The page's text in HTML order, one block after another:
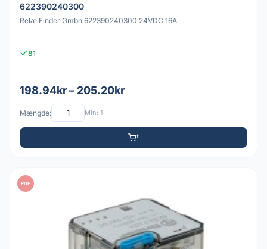
622390240300
Relæ Finder Gmbh 622390240300 24VDC 16A
81
198.94kr – 205.20kr
Mængde: Min: 1
PDF